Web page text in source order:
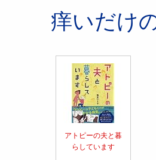
痒いだけ
アトピーの夫と暮
らしています